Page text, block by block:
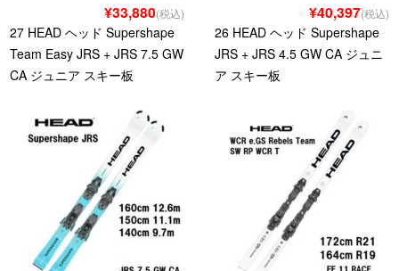
¥33,880(税込)
27 HEAD ヘッド Supershape
Team Easy JRS + JRS 7.5 GW
CA ジュニア スキー板
¥40,397(税込)
26 HEAD ヘッド Supershape
JRS + JRS 4.5 GW CA ジュニ
ア スキー板